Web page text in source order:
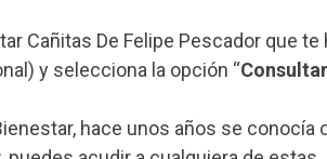
Cañitas De Felipe Pescador que
y selecciona la opción “
hace unos años se